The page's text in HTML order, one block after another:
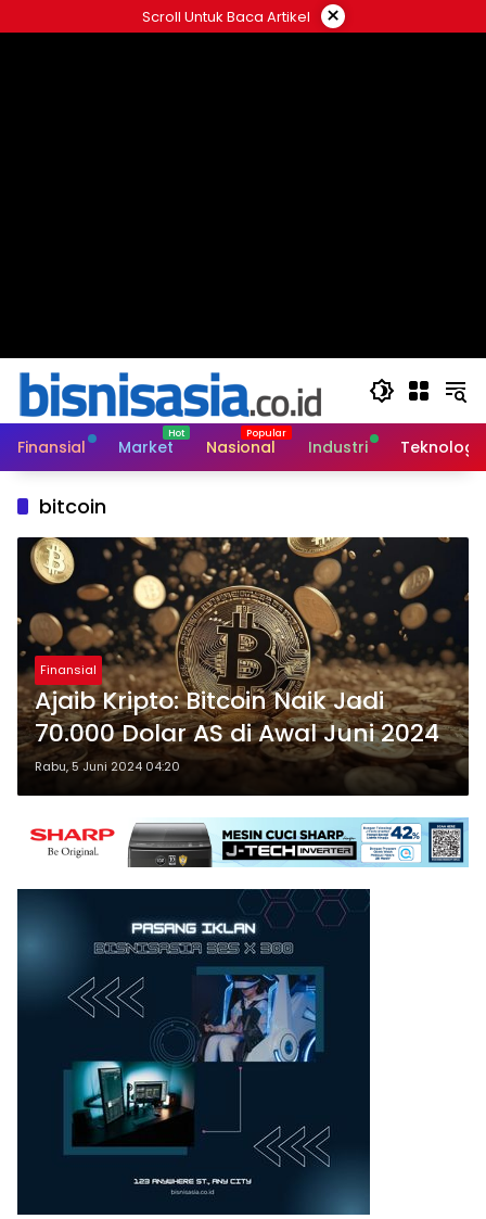
ke
Scroll Untuk Baca Artikel ×
Finansial Market Nasional Industri Teknologi
bitcoin
Finansial
Ajaib Kripto: Bitcoin Naik Jadi
70.000 Dolar AS di Awal Juni 2024
Rabu, 5 Juni 2024 04:20